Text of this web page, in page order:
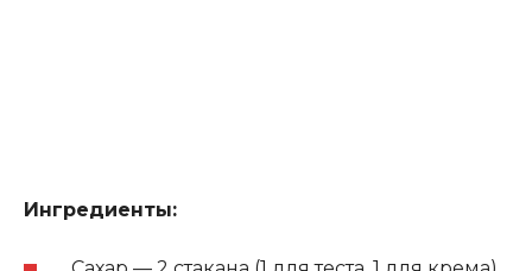
Ингредиенты: